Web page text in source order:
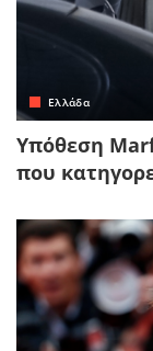
Ελλάδα
Υπόθεση
που